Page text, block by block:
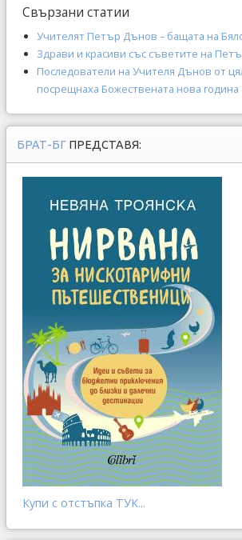
Свързани статии
Учителят Петър Дънов – бащата на
Здрави и красиви със съветите на
Последователи на Учителя Дънов от
посрещнаха Божествената нова година
БРАТ-БГ ПРЕДСТАВЯ:
Купи с отстъпка ТУК...